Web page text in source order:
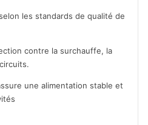
les standards de qualité de
contre la surchauffe, la
une alimentation stable et